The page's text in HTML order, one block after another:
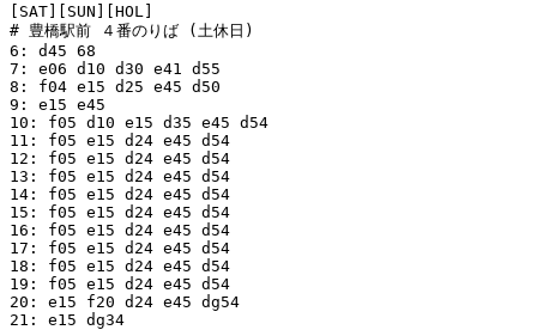
[SAT][SUN][HOL]
# 豊橋駅前 ４番のりば (土休日)
6: d45 68
7: e06 d10 d30 e41 d55
8: f04 e15 d25 e45 d50
9: e15 e45
10: f05 d10 e15 d35 e45 d54
11: f05 e15 d24 e45 d54
12: f05 e15 d24 e45 d54
13: f05 e15 d24 e45 d54
14: f05 e15 d24 e45 d54
15: f05 e15 d24 e45 d54
16: f05 e15 d24 e45 d54
17: f05 e15 d24 e45 d54
18: f05 e15 d24 e45 d54
19: f05 e15 d24 e45 d54
20: e15 f20 d24 e45 dg54
21: e15 dg34